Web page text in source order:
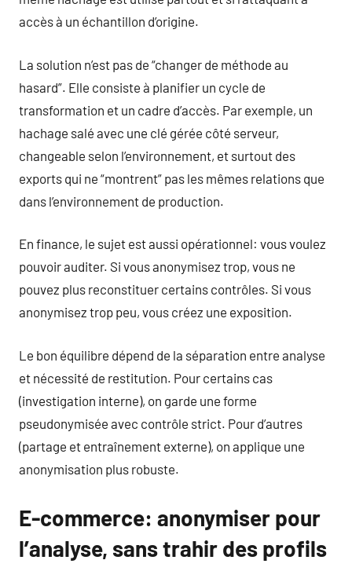
accès à un échantillon d’origine.
La solution n’est pas de “changer de méthode au
hasard”. Elle consiste à planifier un cycle de
transformation et un cadre d’accès. Par exemple, un
hachage salé avec une clé gérée côté serveur,
changeable selon l’environnement, et surtout des
exports qui ne “montrent” pas les mêmes relations que
dans l’environnement de production.
En finance, le sujet est aussi opérationnel: vous voulez
pouvoir auditer. Si vous anonymisez trop, vous ne
pouvez plus reconstituer certains contrôles. Si vous
anonymisez trop peu, vous créez une exposition.
Le bon équilibre dépend de la séparation entre analyse
et nécessité de restitution. Pour certains cas
(investigation interne), on garde une forme
pseudonymisée avec contrôle strict. Pour d’autres
(partage et entraînement externe), on applique une
anonymisation plus robuste.
E-commerce: anonymiser pour
l’analyse, sans trahir des profils